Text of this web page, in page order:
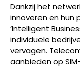
Dankzij het
innoveren en
‘Intelligent
individuele
vervagen.
aanbieden op